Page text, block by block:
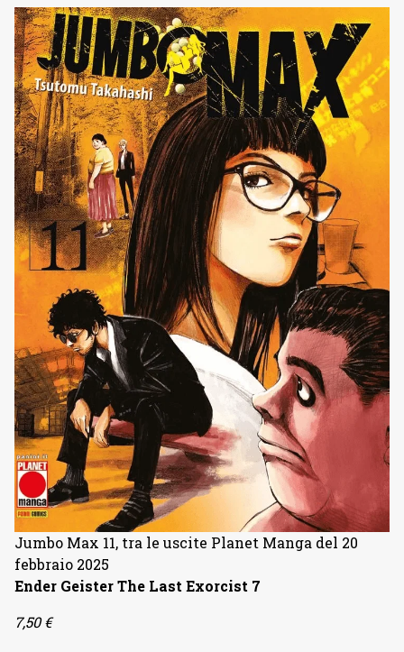
Jumbo Max 11, tra le uscite Planet Manga del 20
febbraio 2025
Ender Geister The Last Exorcist 7
7,50 €